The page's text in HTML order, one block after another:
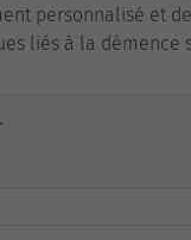
personnalisé et
liés à la